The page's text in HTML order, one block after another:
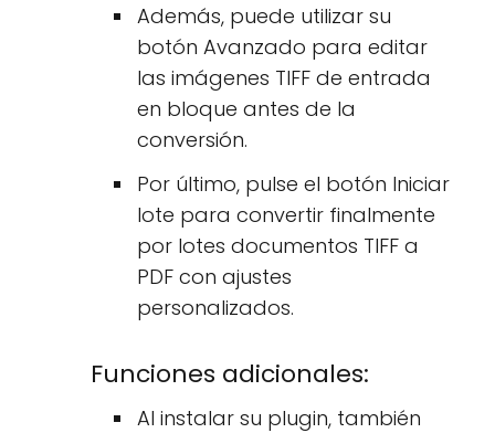
Además, puede utilizar su
botón Avanzado para editar
las imágenes TIFF de entrada
en bloque antes de la
conversión.
Por último, pulse el botón Iniciar
lote para convertir finalmente
por lotes documentos TIFF a
PDF con ajustes
personalizados.
Funciones adicionales:
Al instalar su plugin, también